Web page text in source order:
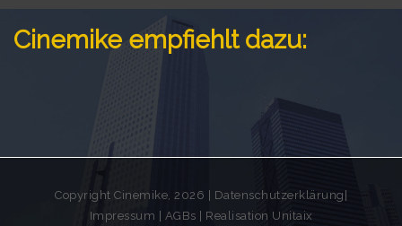
Cinemike empfiehlt dazu:
Copyright Cinemike, 2026 | Datenschutzerklärung
Impressum
AGBs | Realisation Unitaix